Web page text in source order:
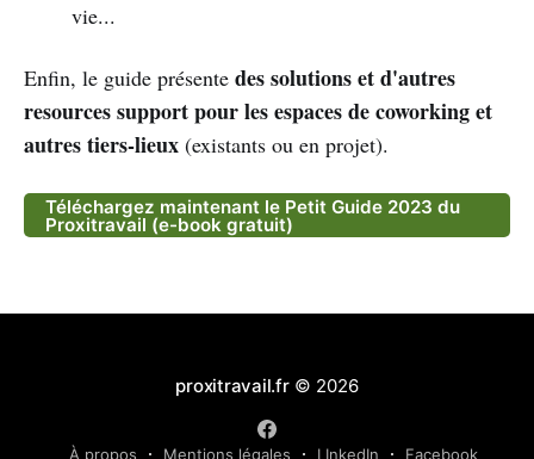
vie...
Enfin, le guide présente des solutions et d'autres
resources support pour les espaces de coworking et
autres tiers-lieux (existants ou en projet).
Téléchargez maintenant le Petit Guide 2023 du
Proxitravail (e-book gratuit)
proxitravail.fr© 2026
À propos Mentions légales LInkedIn Facebook